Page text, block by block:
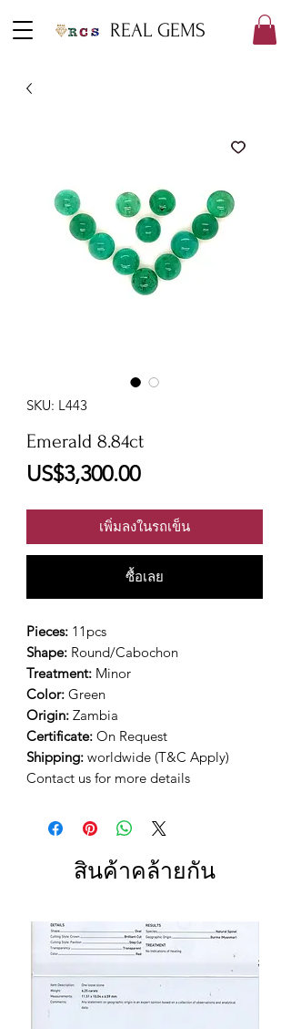
REAL GEMS
SKU: L443
Emerald 8.84ct
US$3,300.00ราคา
เพิ่มลงในรถเข็น
ซื้อเลย
Pieces: 11pcs
Shape: Round/Cabochon
Treatment: Minor
Color: Green
Origin: Zambia
Certificate: On Request
Shipping: worldwide (T&C Apply)
Contact us for more details
สินค้าคล้ายกัน